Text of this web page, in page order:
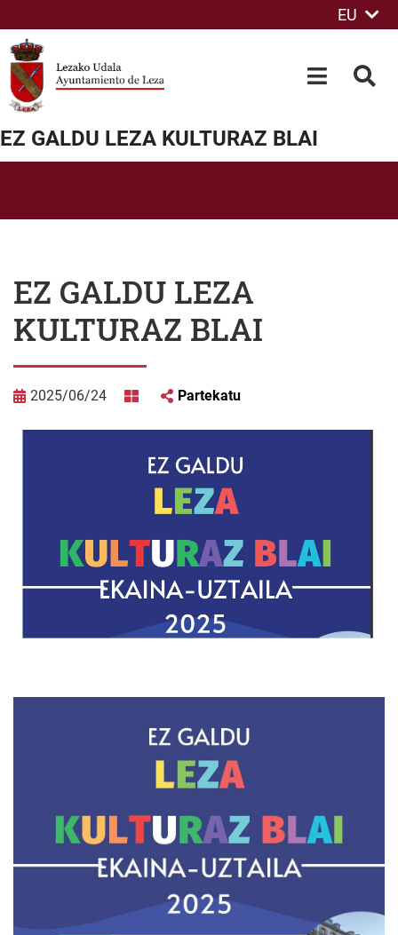
EU
OPEN-
EZ GALDU LEZA KULTURAZ BLAI
EZ GALDU LEZA
KULTURAZ BLAI
2025/06/24 Partekatu